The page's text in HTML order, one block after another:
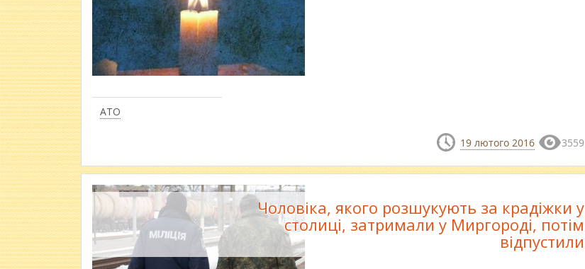
АТО
19 лютого 2016 3559
Чоловіка, якого розшукують за крадіжки у
столиці, затримали у Миргороді, потім
відпустили